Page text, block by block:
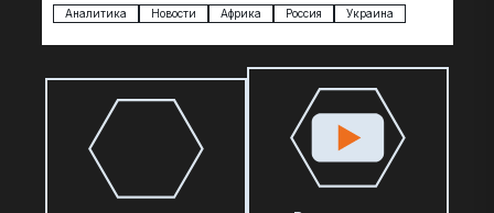
Аналитика Новости Африка Россия Украина